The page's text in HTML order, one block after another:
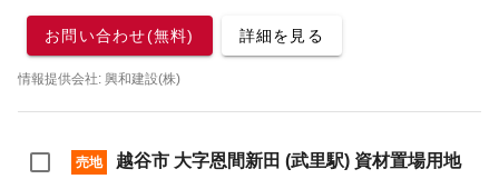
お問い合わせ(無料) 詳細を見る
情報提供会社: 興和建設(株)
売地 越谷市 大字恩間新田 (武里駅) 資材置場用地